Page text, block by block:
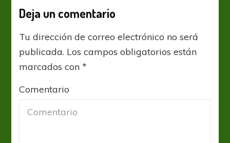
Deja un comentario
Tu dirección de correo electrónico no será
publicada. Los campos obligatorios están
marcados con*
Comentario